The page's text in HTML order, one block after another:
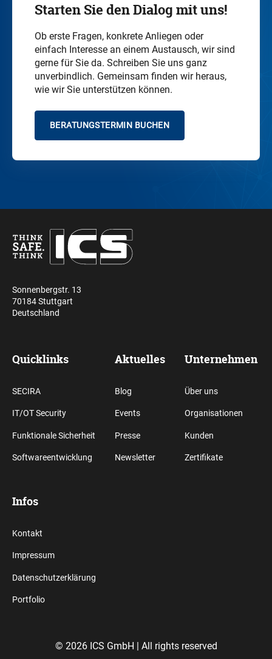
Starten Sie den Dialog mit uns!
Ob erste Fragen, konkrete Anliegen oder
einfach Interesse an einem Austausch, wir sind
gerne für Sie da. Schreiben Sie uns ganz
unverbindlich. Gemeinsam finden wir heraus,
wie wir Sie unterstützen können.
BERATUNGSTERMIN BUCHEN
Sonnenbergstr. 13
70184 Stuttgart
Deutschland
Quicklinks
SECIRA
IT/OT Security
Funktionale Sicherheit
Softwareentwicklung
Aktuelles
Blog
Events
Presse
Newsletter
Unternehmen
Über uns
Organisationen
Kunden
Zertifikate
Infos
Kontakt
Impressum
Datenschutzerklärung
Portfolio
© 2026 ICS GmbH | All rights reserved